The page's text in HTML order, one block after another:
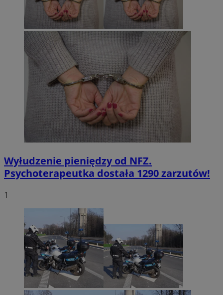
Wyłudzenie pieniędzy od NFZ.
Psychoterapeutka dostała 1290 zarzutów!
1